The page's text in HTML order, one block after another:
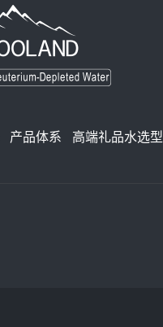
产品体系 高端礼品水选型